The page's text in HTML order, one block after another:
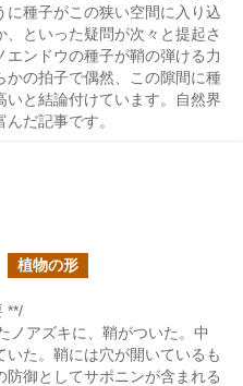
種子がこの狭い空間に入り込
といった疑問が次々と提起さ
ンドウの種子が鞘の弾ける力
かの拍子で偶然、この隙間に種
と結論付けています。自然界
だ記事です。
植物の形
**/
ノアズキに、鞘がついた。中
た。鞘には穴が開いているも
御としてサポニンが含まれる